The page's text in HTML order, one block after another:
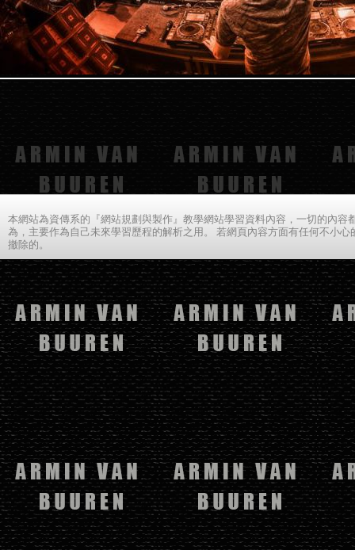
本網站為資傳系的『網站規劃與製作』教學網站學習資料內容，一切的內容
為，主要作為自己未來學習歷程的解析之用。 若網頁內容方面有任何不小
撤除的。